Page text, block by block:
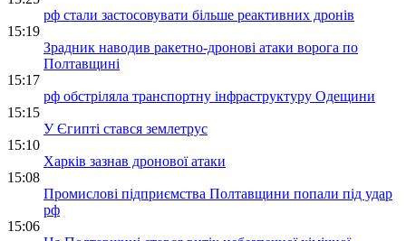
рф стали застосовувати більше реактивних дронів
15:19
Зрадник наводив ракетно-дронові атаки ворога по
Полтавщині
15:17
рф обстріляла транспортну інфраструктуру Одещини
15:15
У Єгипті стався землетрус
15:10
Харків зазнав дронової атаки
15:08
Промислові підприємства Полтавщини попали під удар
рф
15:06